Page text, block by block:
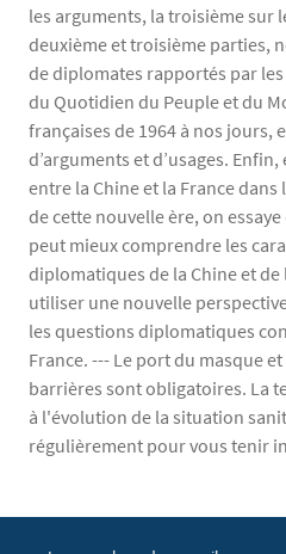
les arguments, la troisième sur
deuxième et troisième parties,
de diplomates rapportés par
du Quotidien du Peuple et du
françaises de 1964 à nos jours,
d’arguments et d’usages.
entre la Chine et la France
de cette nouvelle ère, on
peut mieux comprendre les
diplomatiques de la Chine et de
utiliser une nouvelle
les questions diplomatiques
France. --- Le port du masque
barrières sont obligatoires. La
à l'évolution de la situation
régulièrement pour vous tenir